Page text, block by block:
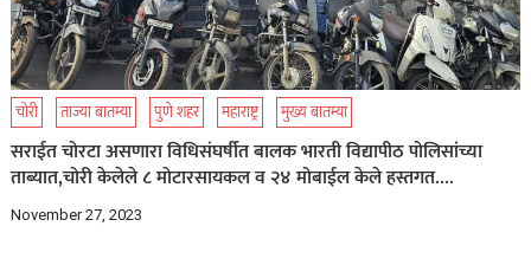
चोरी ताज्या बातम्या पुणे शहर महाराष्ट्र मुख्य बातम्या
सराईत चोरटा असणारा विधिसंघर्षीत बालक भारती विद्यापीठ पोलिसांच्या
ताब्यात,चोरी केलेले ८ मोटारसायकल व २४ मोबाईल केले हस्तगत….
November 27, 2023